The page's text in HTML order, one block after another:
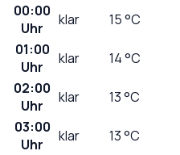
00:00
Uhr
klar 15°C
01:00
Uhr
klar 14°C
02:00
Uhr
klar 13°C
03:00
Uhr
klar 13°C